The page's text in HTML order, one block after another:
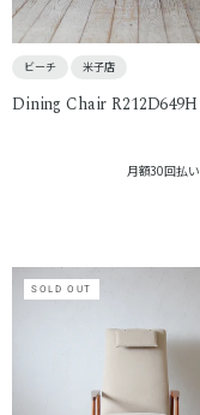
ビーチ 米子店
Dining Chair R212D649H
月額30回払い
SOLD OUT